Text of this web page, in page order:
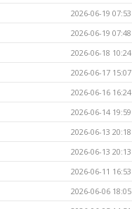
2026-06-19 07:53
2026-06-19 07:48
2026-06-18 10:24
2026-06-17 15:07
2026-06-16 16:24
2026-06-14 19:59
2026-06-13 20:18
2026-06-13 20:13
2026-06-11 16:53
2026-06-06 18:05